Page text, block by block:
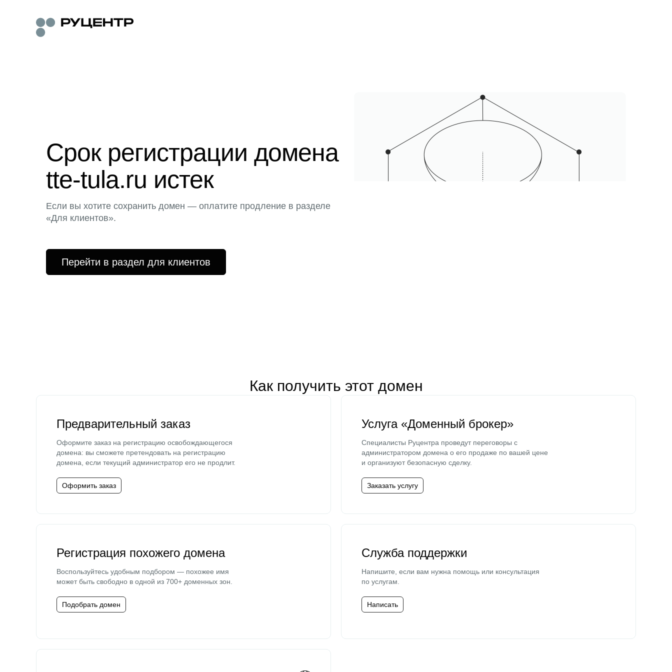
Срок регистрации домена
tte-tula.ru истек
Если вы хотите сохранить домен — оплатите продление в разделе
«Для клиентов».
Перейти в раздел для клиентов
Как получить этот домен
Предварительный заказ
Оформите заказ на регистрацию освобождающегося
домена: вы сможете претендовать на регистрацию
домена, если текущий администратор его не продлит.
Оформить заказ
Услуга «Доменный брокер»
Специалисты Руцентра проведут переговоры с
администратором домена о его продаже по вашей цене
и организуют безопасную сделку.
Заказать услугу
Регистрация похожего домена
Воспользуйтесь удобным подбором — похожее имя
может быть свободно в одной из 700+ доменных зон.
Подобрать домен
Служба поддержки
Напишите, если вам нужна помощь или консультация
по услугам.
Написать